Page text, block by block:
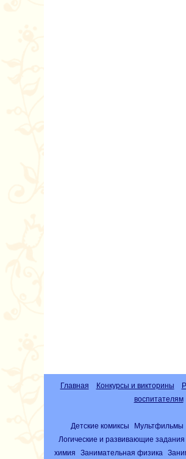
Главная Конкурсы и викторины
воспитателям
Детские комиксы Мультфильмы
Логические и развивающие задания
химия
Занимательная физика